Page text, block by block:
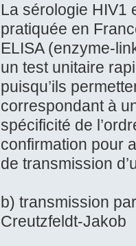
La sérologie HIV1
pratiquée en
ELISA (enzyme-
un test unitaire
puisqu’ils
correspondant à
spécificité de
confirmation pour
de transmission
b) transmission
Creutzfeldt-Jakob